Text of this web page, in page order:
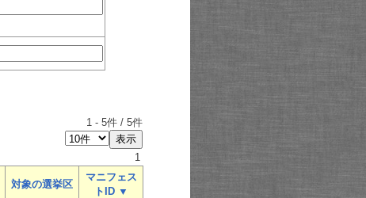
1 - 5件 / 5件
1
対象の選挙区
マニフェス
トID ▼